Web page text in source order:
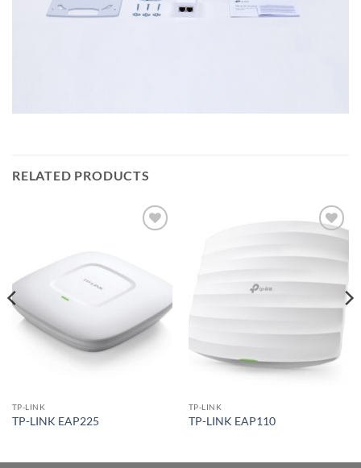
RELATED PRODUCTS
TP-LINK
TP-LINK EAP225
TP-LINK
TP-LINK EAP110